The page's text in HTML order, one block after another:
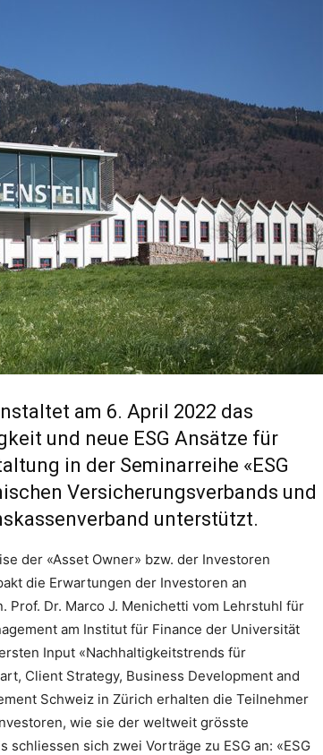
am 6. April 2022 das
und neue ESG Ansätze für
in der Seminarreihe «ESG
Versicherungsverbands und
unterstützt.
der «Asset Owner» bzw. der Investoren
die Erwartungen der Investoren an
Prof. Dr. Marco J. Menichetti vom Lehrstuhl für
am Institut für Finance der Universität
Input «Nachhaltigkeitstrends für
Client Strategy, Business Development and
Schweiz in Zürich erhalten die Teilnehmer
wie sie der weltweit grösste
sich zwei Vorträge zu ESG an: «ESG